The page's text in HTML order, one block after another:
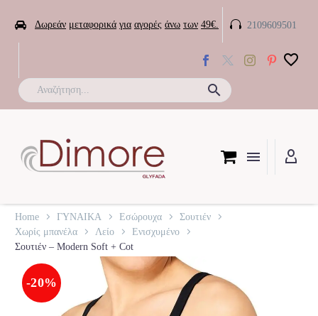
 Δωρεάν μεταφορικά για αγορές άνω των 49€. 
 2109609501
Home ΓΥΝΑΙΚΑ Εσώρουχα
Σουτιέν
Χωρίς μπανέλα
Λείο
Ενισχυμένο
Σουτιέν – Modern Soft + Cot
-20%